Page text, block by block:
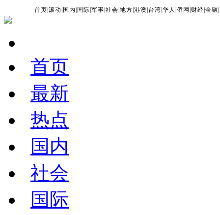
首页 |滚动 国内 国际 |军事 |社会 |地方 |港澳 台湾 |华人 |侨网 财经 |金融 |
首页
最新
热点
国内
社会
国际